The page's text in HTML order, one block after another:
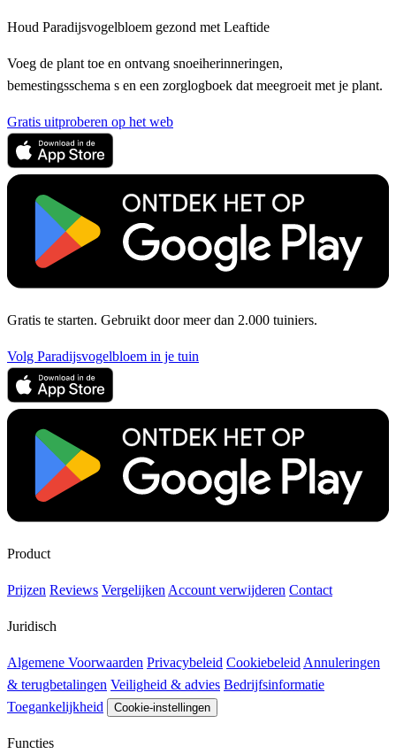
Houd Paradijsvogelbloem gezond met Leaftide
Voeg de plant toe en ontvang snoeiherinneringen,
bemestingsschema s en een zorglogboek dat meegroeit met je plant.
Gratis uitproberen op het web
Gratis te starten. Gebruikt door meer dan 2.000 tuiniers.
Volg Paradijsvogelbloem in je tuin
Product
Prijzen Reviews Vergelijken Account verwijderen Contact
Juridisch
Algemene Voorwaarden Privacybeleid Cookiebeleid Annuleringen
& terugbetalingen Veiligheid & advies Bedrijfsinformatie
Toegankelijkheid
Cookie-instellingen
Functies